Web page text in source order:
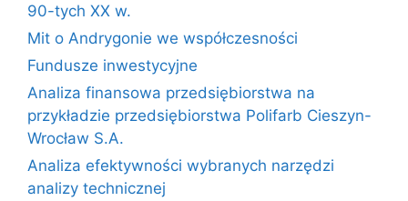
90-tych XX w.
Mit o Andrygonie we współczesności
Fundusze inwestycyjne
Analiza finansowa przedsiębiorstwa na
przykładzie przedsiębiorstwa Polifarb Cieszyn-
Wrocław S.A.
Analiza efektywności wybranych narzędzi
analizy technicznej